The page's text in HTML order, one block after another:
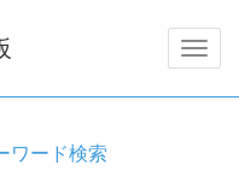
ワード検索